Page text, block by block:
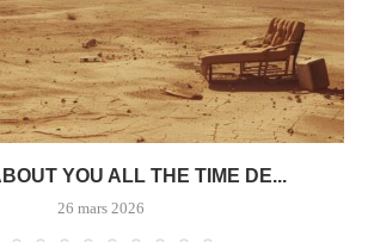
YOU ALL THE TIME DE...
26 mars 2026